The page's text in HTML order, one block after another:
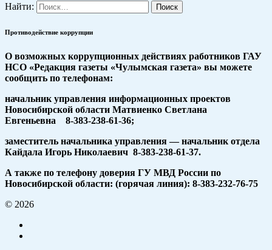
Найти:
Противодействие коррупции
О возможных коррупционных действиях работников ГАУ
НСО «Редакция газеты «Чулымская газета» вы можете
сообщить по телефонам:
начальник управления информационных проектов
Новосибирской области Матвиенко Светлана
Евгеньевна 8-383-238-61-36;
заместитель начальника управления — начальник отдела
Кайдала Игорь Николаевич 8-383-238-61-37.
А также по телефону доверия ГУ МВД России по
Новосибирской области: (горячая линия): 8-383-232-76-75
© 2026